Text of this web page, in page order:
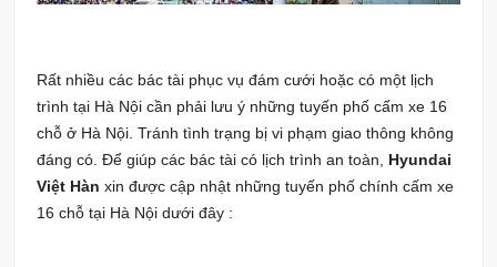
Rất nhiều các bác tài phục vụ đám cưới hoặc có một lịch
trình tại Hà Nội cần phải lưu ý những tuyến phố cấm xe 16
chỗ ở Hà Nội. Tránh tình trạng bị vi phạm giao thông không
đáng có. Để giúp các bác tài có lịch trình an toàn, Hyundai
Việt Hàn xin được cập nhật những tuyến phố chính cấm xe
16 chỗ tại Hà Nội dưới đây :